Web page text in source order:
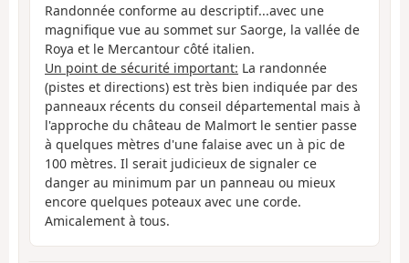
Randonnée conforme au descriptif...avec une
magnifique vue au sommet sur Saorge, la vallée de
Roya et le Mercantour côté italien.
Un point de sécurité important: La randonnée
(pistes et directions) est très bien indiquée par des
panneaux récents du conseil départemental mais à
l'approche du château de Malmort le sentier passe
à quelques mètres d'une falaise avec un à pic de
100 mètres. Il serait judicieux de signaler ce
danger au minimum par un panneau ou mieux
encore quelques poteaux avec une corde.
Amicalement à tous.